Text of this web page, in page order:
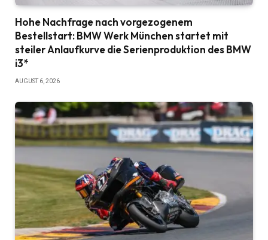
Hohe Nachfrage nach vorgezogenem
Bestellstart: BMW Werk München startet mit
steiler Anlaufkurve die Serienproduktion des BMW
i3*
AUGUST 6, 2026